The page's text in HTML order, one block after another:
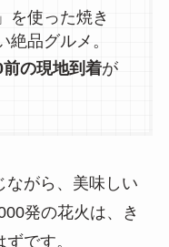
を使った焼き
絶品グルメ。
の現地到着が
ながら、美味しい
発の花火は、き
です。